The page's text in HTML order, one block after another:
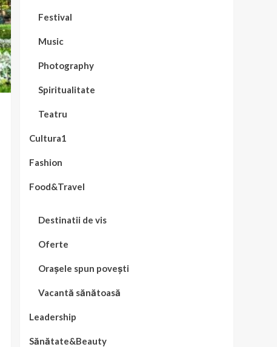
Festival
Music
Photography
Spiritualitate
Teatru
Cultura1
Fashion
Food&Travel
Destinatii de vis
Oferte
Orașele spun povești
Vacantă sănătoasă
Leadership
Sănătate&Beauty